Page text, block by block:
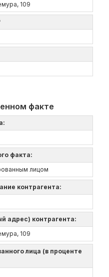
109
факте
факта:
лицом
контрагента:
адрес) контрагента:
109
лица (в проценте